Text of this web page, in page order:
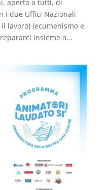
aperto a tutti, di
i due Uffici Nazionali
lavoro) (ecumenismo e
insieme a...